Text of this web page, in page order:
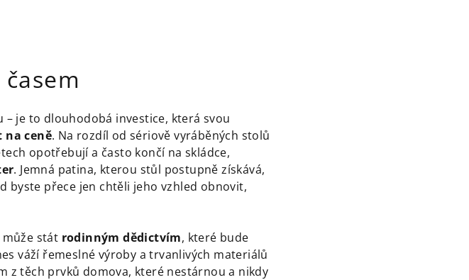
je to dlouhodobá investice, která svou
na ceně. Na rozdíl od sériově vyráběných stolů
opotřebují a často končí na skládce,
. Jemná patina, kterou stůl postupně získává,
byste přece jen chtěli jeho vzhled obnovit,
stát rodinným dědictvím, které bude
váží řemeslné výroby a trvanlivých materiálů
z těch prvků domova, které nestárnou a nikdy